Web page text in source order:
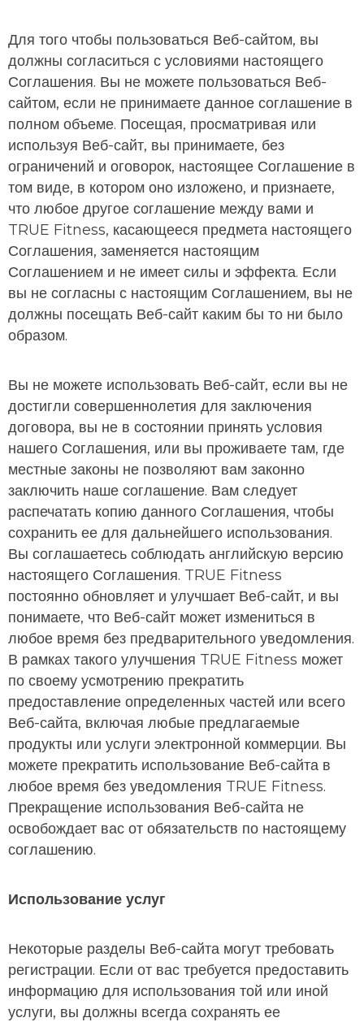
Для того чтобы пользоваться Веб-сайтом, вы
должны согласиться с условиями настоящего
Соглашения. Вы не можете пользоваться Веб-
сайтом, если не принимаете данное соглашение в
полном объеме. Посещая, просматривая или
используя Веб-сайт, вы принимаете, без
ограничений и оговорок, настоящее Соглашение в
том виде, в котором оно изложено, и признаете,
что любое другое соглашение между вами и
TRUE Fitness, касающееся предмета настоящего
Соглашения, заменяется настоящим
Соглашением и не имеет силы и эффекта. Если
вы не согласны с настоящим Соглашением, вы не
должны посещать Веб-сайт каким бы то ни было
образом.
Вы не можете использовать Веб-сайт, если вы не
достигли совершеннолетия для заключения
договора, вы не в состоянии принять условия
нашего Соглашения, или вы проживаете там, где
местные законы не позволяют вам законно
заключить наше соглашение. Вам следует
распечатать копию данного Соглашения, чтобы
сохранить ее для дальнейшего использования.
Вы соглашаетесь соблюдать английскую версию
настоящего Соглашения. TRUE Fitness
постоянно обновляет и улучшает Веб-сайт, и вы
понимаете, что Веб-сайт может измениться в
любое время без предварительного уведомления.
В рамках такого улучшения TRUE Fitness может
по своему усмотрению прекратить
предоставление определенных частей или всего
Веб-сайта, включая любые предлагаемые
продукты или услуги электронной коммерции. Вы
можете прекратить использование Веб-сайта в
любое время без уведомления TRUE Fitness.
Прекращение использования Веб-сайта не
освобождает вас от обязательств по настоящему
соглашению.
Использование услуг
Некоторые разделы Веб-сайта могут требовать
регистрации. Если от вас требуется предоставить
информацию для использования той или иной
услуги, вы должны всегда сохранять ее